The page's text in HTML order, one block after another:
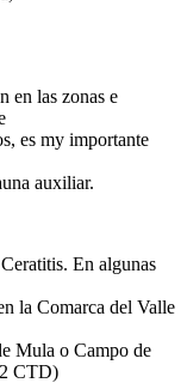
en las zonas e
es my importante
auxiliar.
En algunas
la Comarca del Valle
Mula o Campo de
CTD)